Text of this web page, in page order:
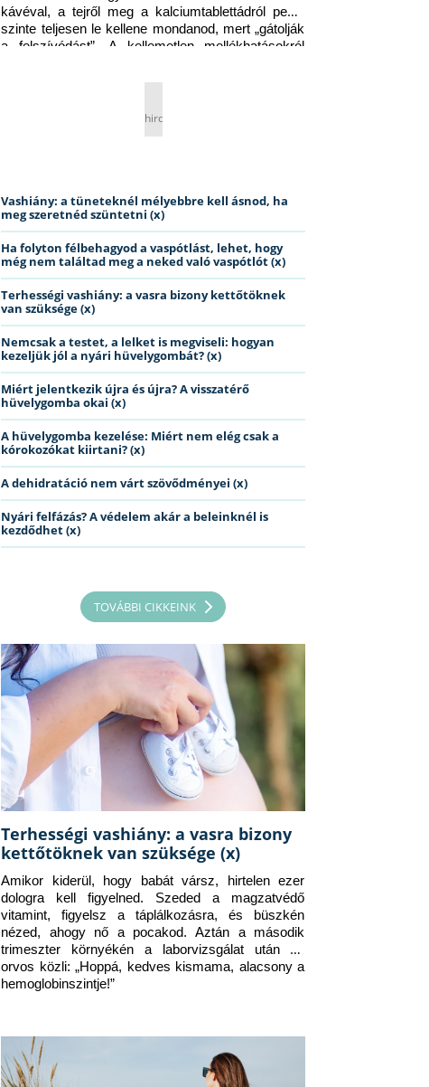
kávéval, a tejről meg a kalciumtablettádról pedig
szinte teljesen le kellene mondanod, mert „gátolják
a felszívódást”. A kellemetlen mellékhatásokról
hirdetés
Vashiány: a tüneteknél mélyebbre kell ásnod, ha
meg szeretnéd szüntetni (x)
Ha folyton félbehagyod a vaspótlást, lehet, hogy
még nem találtad meg a neked való vaspótlót (x)
Terhességi vashiány: a vasra bizony kettőtöknek
van szüksége (x)
Nemcsak a testet, a lelket is megviseli: hogyan
kezeljük jól a nyári hüvelygombát? (x)
Miért jelentkezik újra és újra? A visszatérő
hüvelygomba okai (x)
A hüvelygomba kezelése: Miért nem elég csak a
kórokozókat kiirtani? (x)
A dehidratáció nem várt szövődményei (x)
Nyári felfázás? A védelem akár a beleinknél is
kezdődhet (x)
TOVÁBBI CIKKEINK
Terhességi vashiány: a vasra bizony
kettőtöknek van szüksége (x)
Amikor kiderül, hogy babát vársz, hirtelen ezer
dologra kell figyelned. Szeded a magzatvédő
vitamint, figyelsz a táplálkozásra, és büszkén
nézed, ahogy nő a pocakod. Aztán a második
trimeszter környékén a laborvizsgálat után az
orvos közli: „Hoppá, kedves kismama, alacsony a
hemoglobinszintje!”